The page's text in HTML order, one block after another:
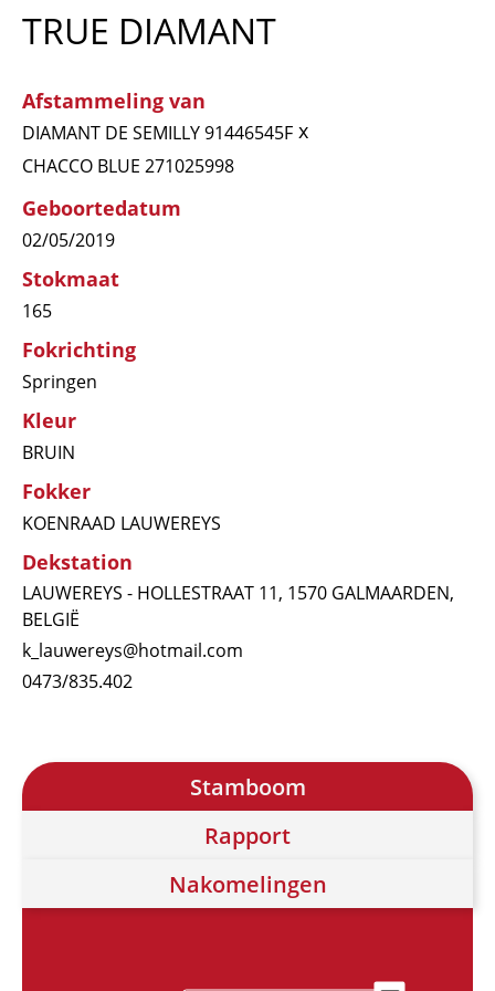
TRUE DIAMANT
Afstammeling van
DIAMANT DE SEMILLY 91446545F x
CHACCO BLUE 271025998
Geboortedatum
02/05/2019
Stokmaat
165
Fokrichting
Springen
Kleur
BRUIN
Fokker
KOENRAAD LAUWEREYS
Dekstation
LAUWEREYS - HOLLESTRAAT 11, 1570 GALMAARDEN,
BELGIË
k_lauwereys@hotmail.com
0473/835.402
Stamboom
Rapport
Nakomelingen